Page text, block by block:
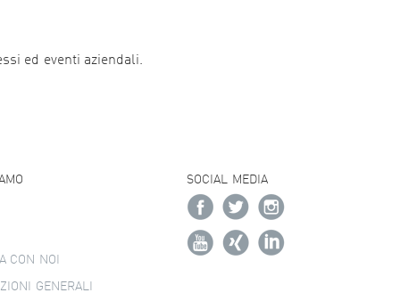
ed eventi aziendali.
CON NOI
GENERALI
SOCIAL MEDIA